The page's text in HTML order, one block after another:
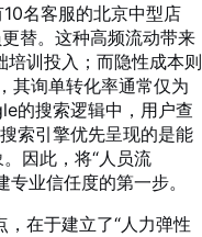
名客服的北京中型店
替。这种高频流动带来
培训投入；而隐性成本则
询单转化率通常仅为
的搜索逻辑中，用户查
索引擎优先呈现的是能
因此，将“人员流
专业信任度的第一步。
在于建立了“人力弹性